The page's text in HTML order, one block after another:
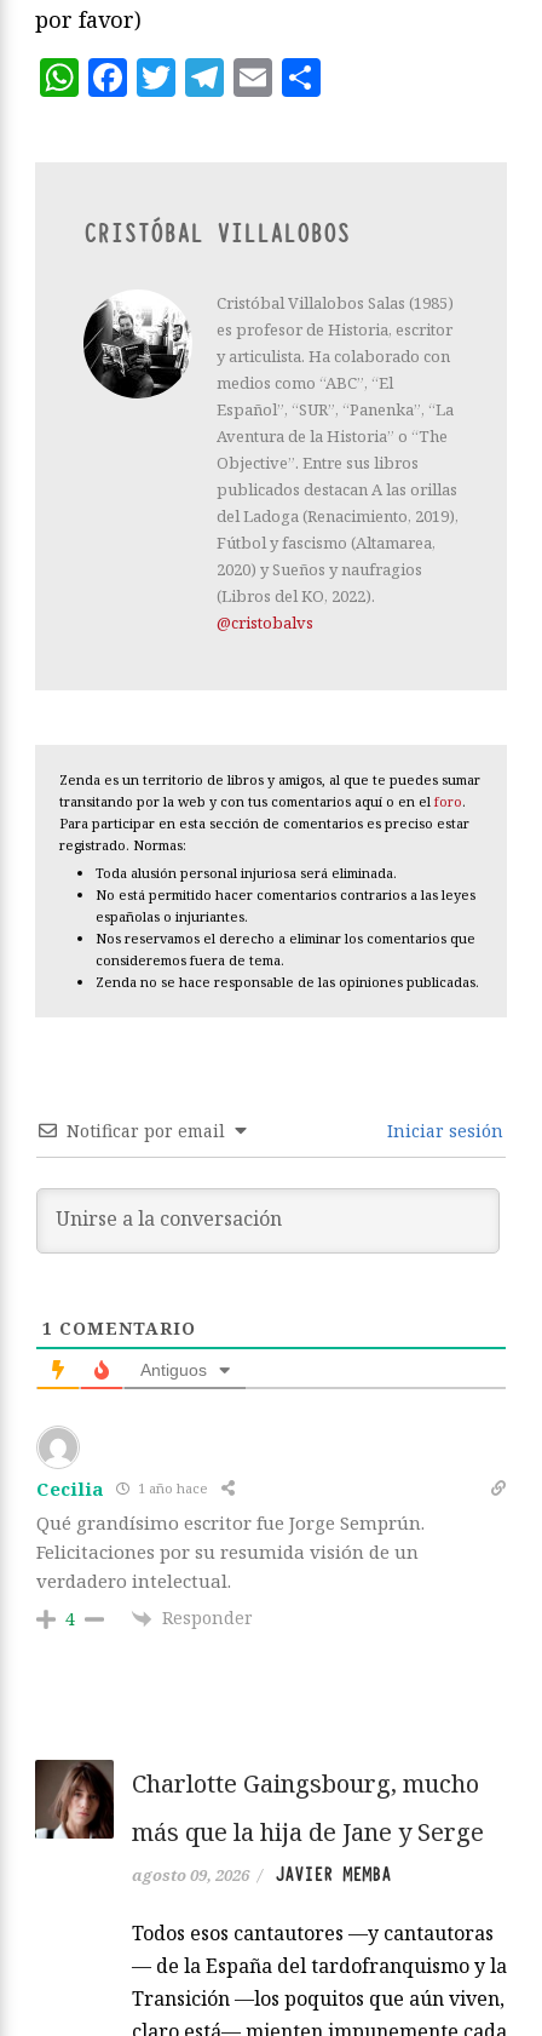
por favor)
WhatsApp
Facebook
Twitter
Telegram
Email
CRISTÓBAL VILLALOBOS
Cristóbal Villalobos Salas (1985)
es profesor de Historia, escritor
y articulista. Ha colaborado con
medios como “ABC”, “El
Español”, “SUR”, “Panenka”, “La
Aventura de la Historia” o “The
Objective”. Entre sus libros
publicados destacan A las orillas
del Ladoga (Renacimiento, 2019),
Fútbol y fascismo (Altamarea,
2020) y Sueños y naufragios
(Libros del KO, 2022).
@cristobalvs
Zenda es un territorio de libros y amigos, al que te puedes sumar
transitando por la web y con tus comentarios aquí o en el foro.
Para participar en esta sección de comentarios es preciso estar
registrado. Normas:
Toda alusión personal injuriosa será eliminada.
No está permitido hacer comentarios contrarios a las leyes
españolas o injuriantes.
Nos reservamos el derecho a eliminar los comentarios que
consideremos fuera de tema.
Zenda no se hace responsable de las opiniones publicadas.
Notificar por email Iniciar sesión
1 COMENTARIO
Antiguos
Cecilia 1 año hace
Qué grandísimo escritor fue Jorge Semprún.
Felicitaciones por su resumida visión de un
verdadero intelectual.
4 Responder
Charlotte Gaingsbourg, mucho
más que la hija de Jane y Serge
agosto 09, 2026 / JAVIER MEMBA
Todos esos cantautores —y cantautoras
— de la España del tardofranquismo y la
Transición —los poquitos que aún viven,